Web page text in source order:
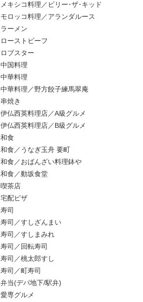
メキシコ料理／ビリー･ザ･キッド
モロッコ料理／アランダルース
ラーメン
ローストビーフ
ロブスター
中国料理
中華料理
中華料理／野方餃子練馬翠庵
串焼き
伊仏西英料理店／A級グルメ
伊仏西英料理店／B級グルメ
和食
和食／うなぎ玉舟 要町
和食／おばんざい料理鉢や
和食／動坂食堂
喫茶店
宅配ピザ
寿司
寿司／すしざんまい
寿司／すしまみれ
寿司／回転寿司
寿司／桃太郎すし
寿司／町寿司
弁当(デパ地下/駅弁)
愛専グルメ